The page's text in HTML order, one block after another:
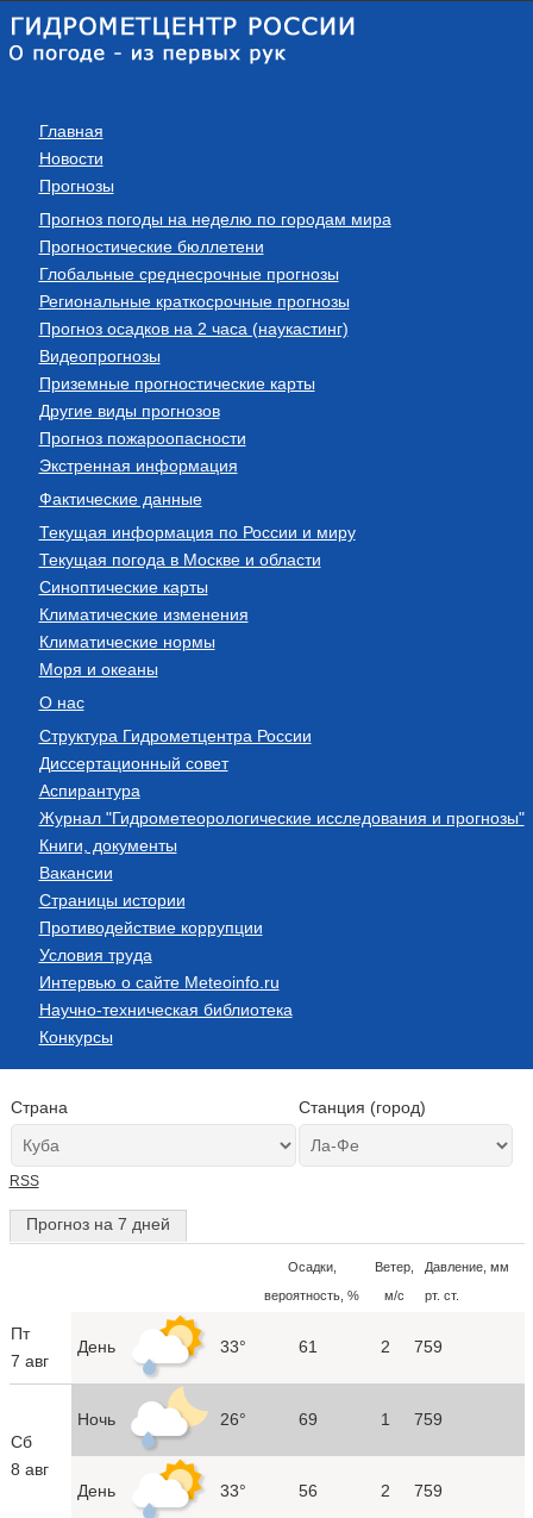
Главная
Новости
Прогнозы
Прогноз погоды на неделю по городам мира
Прогностические бюллетени
Глобальные среднесрочные прогнозы
Региональные краткосрочные прогнозы
Прогноз осадков на 2 часа (наукастинг)
Видеопрогнозы
Приземные прогностические карты
Другие виды прогнозов
Прогноз пожароопасности
Экстренная информация
Фактические данные
Текущая информация по России и миру
Текущая погода в Москве и области
Синоптические карты
Климатические изменения
Климатические нормы
Моря и океаны
О нас
Структура Гидрометцентра России
Диссертационный совет
Аспирантура
Журнал "Гидрометеорологические исследования и прогнозы"
Книги, документы
Вакансии
Страницы истории
Противодействие коррупции
Условия труда
Интервью о сайте Meteoinfo.ru
Научно-техническая библиотека
Конкурсы
Страна Станция (город)
RSS
Прогноз на 7 дней
Осадки,
вероятность, %
Ветер,
м/с
Давление, мм
рт. ст.
Пт
7 авг
День 33° 61 2 759
Сб
8 авг
Ночь 26° 69 1 759
День 33° 56 2 759